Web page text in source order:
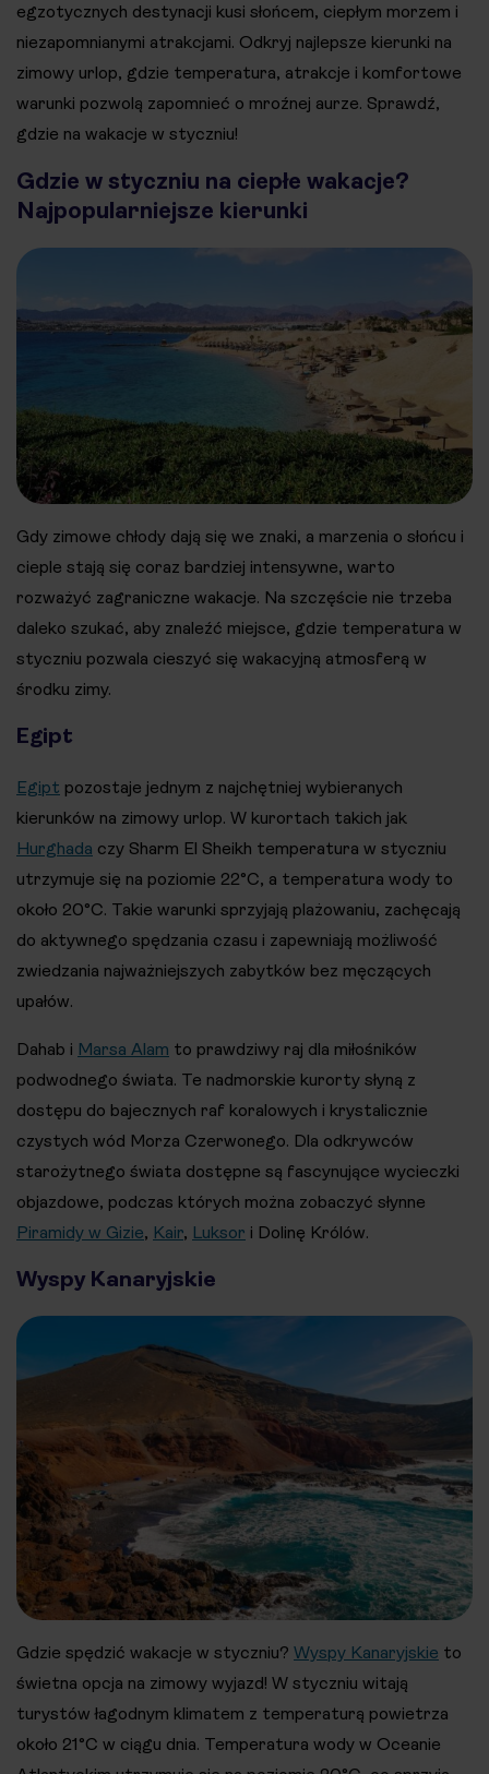
egzotycznych destynacji kusi słońcem, ciepłym morzem i
niezapomnianymi atrakcjami. Odkryj najlepsze kierunki na
zimowy urlop, gdzie temperatura, atrakcje i komfortowe
warunki pozwolą zapomnieć o mroźnej aurze. Sprawdź,
gdzie na wakacje w styczniu!
Gdzie w styczniu na ciepłe wakacje?
Najpopularniejsze kierunki
Gdy zimowe chłody dają się we znaki, a marzenia o słońcu i
cieple stają się coraz bardziej intensywne, warto
rozważyć zagraniczne wakacje. Na szczęście nie trzeba
daleko szukać, aby znaleźć miejsce, gdzie temperatura w
styczniu pozwala cieszyć się wakacyjną atmosferą w
środku zimy.
Egipt
Egipt pozostaje jednym z najchętniej wybieranych
kierunków na zimowy urlop. W kurortach takich jak
Hurghada czy Sharm El Sheikh temperatura w styczniu
utrzymuje się na poziomie 22°C, a temperatura wody to
około 20°C. Takie warunki sprzyjają plażowaniu, zachęcają
do aktywnego spędzania czasu i zapewniają możliwość
zwiedzania najważniejszych zabytków bez męczących
upałów.
Dahab i Marsa Alam to prawdziwy raj dla miłośników
podwodnego świata. Te nadmorskie kurorty słyną z
dostępu do bajecznych raf koralowych i krystalicznie
czystych wód Morza Czerwonego. Dla odkrywców
starożytnego świata dostępne są fascynujące wycieczki
objazdowe, podczas których można zobaczyć słynne
Piramidy w Gizie, Kair, Luksor i Dolinę Królów.
Wyspy Kanaryjskie
Gdzie spędzić wakacje w styczniu? Wyspy Kanaryjskie to
świetna opcja na zimowy wyjazd! W styczniu witają
turystów łagodnym klimatem z temperaturą powietrza
około 21°C w ciągu dnia. Temperatura wody w Oceanie